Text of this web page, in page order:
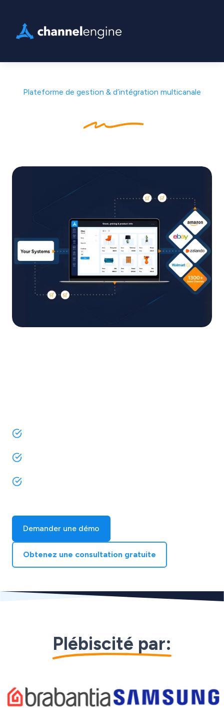
Plateforme de gestion & d’intégration multicanale
une seule intégration
Demander une démo
Obtenez une consultation gratuite
Plébiscité par: